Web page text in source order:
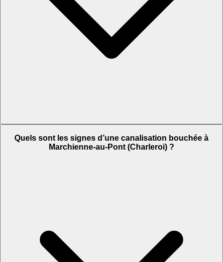
Quels sont les signes d’une canalisation bouchée à
Marchienne-au-Pont (Charleroi) ?